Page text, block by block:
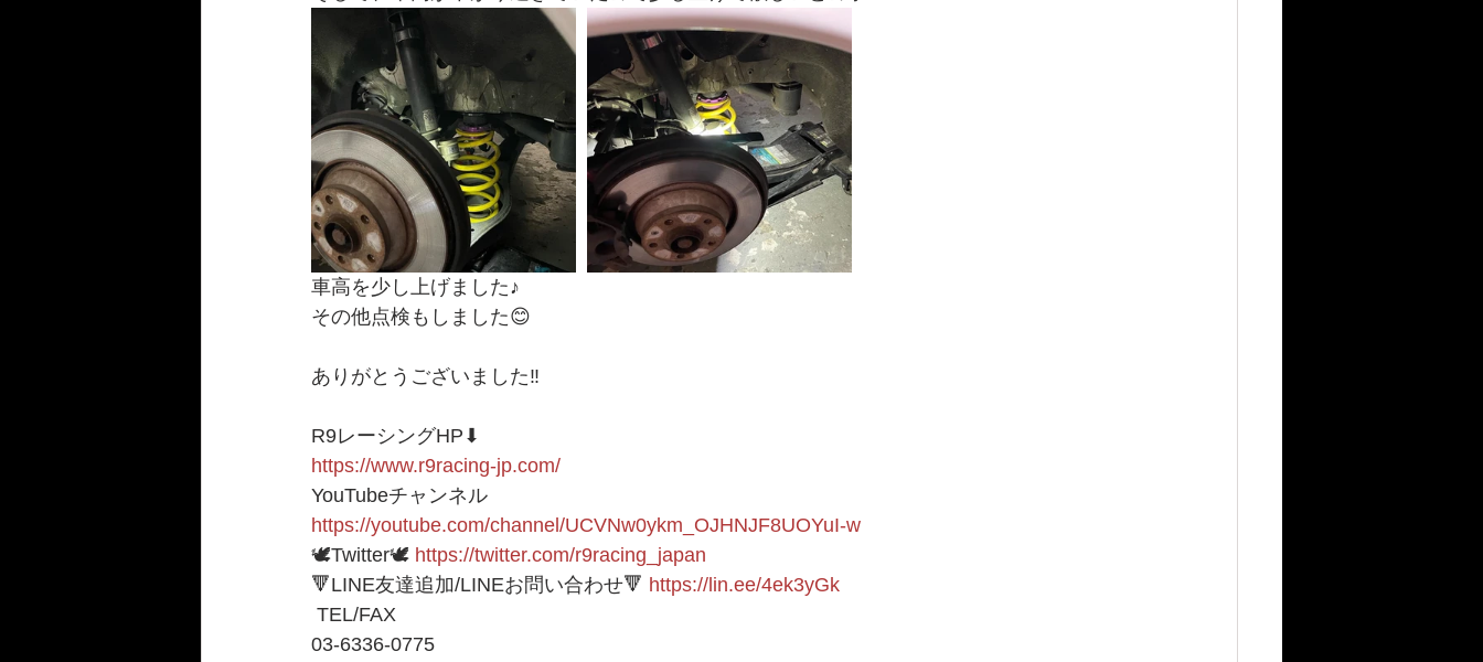
車高を少し上げました♪
その他点検もしました😊
ありがとうございました‼️
R9レーシングHP⬇︎
https://www.r9racing-jp.com/
YouTubeチャンネル
https://youtube.com/channel/UCVNw0ykm_OJHNJF8UOYuI-w
🕊Twitter🕊 https://twitter.com/r9racing_japan
🔻LINE友達追加/LINEお問い合わせ🔻 https://lin.ee/4ek3yGk
TEL/FAX
03-6336-0775